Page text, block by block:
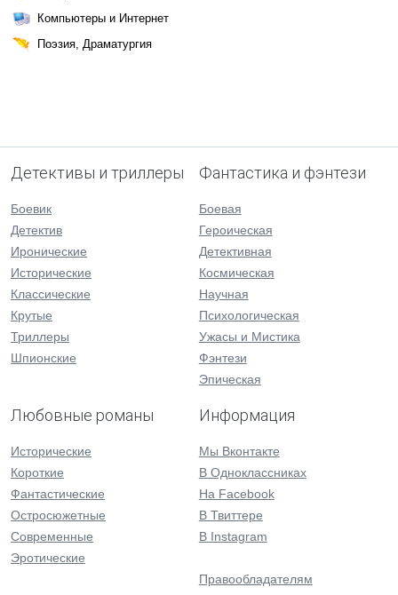
Компьютеры и Интернет
Поэзия, Драматургия
Детективы и триллеры
Боевик
Детектив
Иронические
Исторические
Классические
Крутые
Триллеры
Шпионские
Фантастика и фэнтези
Боевая
Героическая
Детективная
Космическая
Научная
Психологическая
Ужасы и Мистика
Фэнтези
Эпическая
Любовные романы
Исторические
Короткие
Фантастические
Остросюжетные
Современные
Эротические
Информация
Мы Вконтакте
В Одноклассниках
На Facebook
В Твиттере
В Instagram
Правообладателям